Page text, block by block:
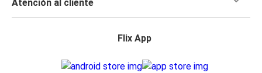
Atención al cliente
Flix App